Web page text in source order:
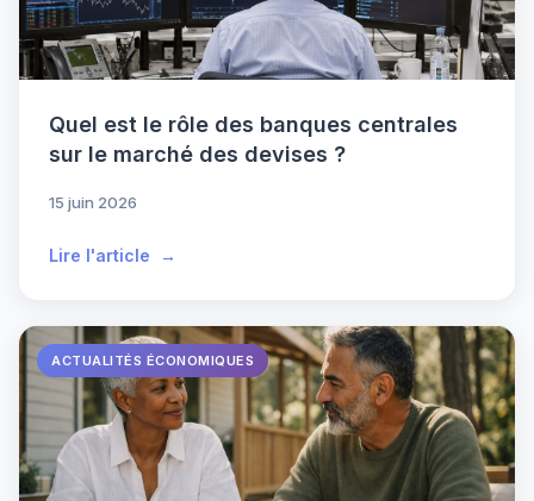
Quel est le rôle des banques centrales
sur le marché des devises ?
15 juin 2026
Lire l'article
ACTUALITÉS ÉCONOMIQUES